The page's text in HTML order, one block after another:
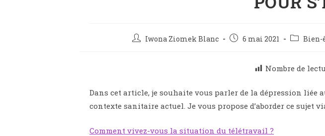
Iwona Ziomek Blanc 6 mai 2021 Bien-
Nombre de
Dans cet article, je souhaite vous parler de la dépression liée
contexte sanitaire actuel. Je vous propose d’aborder ce sujet
Comment vivez-vous la situation du télétravail ?